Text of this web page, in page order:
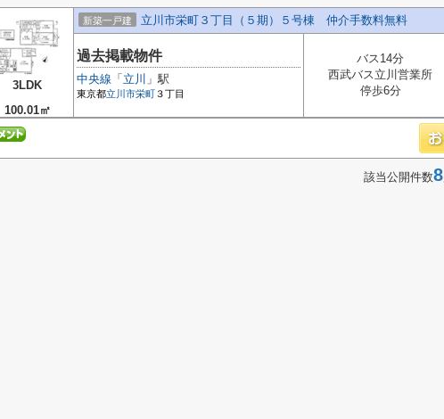
3LDK
100.01㎡
新築一戸建 立川市栄町３丁目（５期）５号棟 仲介手数料無料
過去掲載物件
中央線 「 立川 」駅
東京都立川市栄町 ３丁目
バス14分
西武バス立川営業所
停歩6分
該当公開件数8